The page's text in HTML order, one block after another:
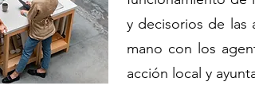
y decisorios de las
mano con los
acción local y